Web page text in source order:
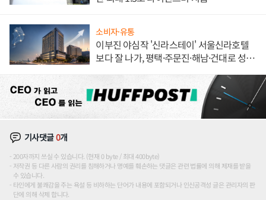
소비자·유통
이부진 야심작 '신라스테이' 서울신라호텔
보다 잘 나가, 평택·주문진·해남·건대로 성
기사댓글0개
200자까지 쓰실 수 있습니다. (현재 0 byte / 최대 400byte)
저작권 등 다른 사람의 권리를 침해하거나 명예를 훼손하는 댓글은 관련 법률에 의해 제재를 받을
수 있습니다.
타인에게 불쾌감을 주는 욕설 등 비하하는 단어가 내용에 포함되거나 인신공격성 글은 관리자의 판
단에 의해 삭제 합니다.